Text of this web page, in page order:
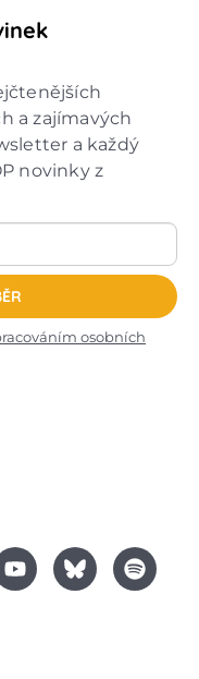
a zajímavých
a každý
novinky z
osobních